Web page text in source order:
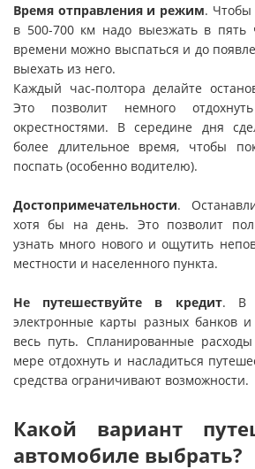
Время отправления и режим. Чтобы
в 500-700 км надо выезжать в пять
времени можно выспаться и до
выехать из него.
Каждый час-полтора делайте
Это позволит немного
окрестностями. В середине дня
более длительное время, чтобы
поспать (особенно водителю).
Достопримечательности.
хотя бы на день. Это позволит
узнать много нового и ощутить
местности и населенного пункта.
Не путешествуйте в кредит. В
электронные карты разных банков
весь путь. Спланированные
мере отдохнуть и насладиться
средства ограничивают возможности.
Какой вариант
автомобиле выбрать?